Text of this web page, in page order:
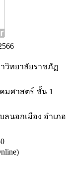
วิทยาลัยราชภัฏ
ศาสตร์ ชั้น 1
นอกเมือง อำเภอ